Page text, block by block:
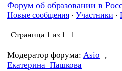
Форум об образовании в
Новые сообщения · Участники ·
Страница 1 из 1 1
Модератор форума: Asio
,
Екатерина_Пашкова